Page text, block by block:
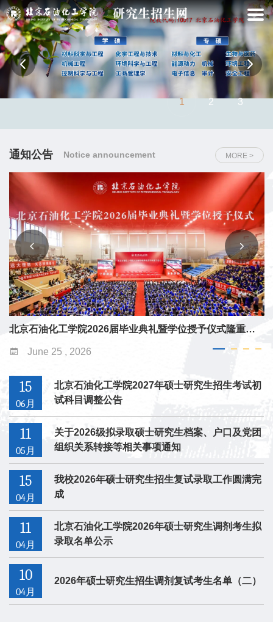
1 2 3
通知公告 Notice announcement MORE >
北京石油化工学院2026届毕业典礼暨学位授予仪式隆重举行
June 25 , 2026
15
06月
北京石油化工学院2027年硕士研究生招生考试初
试科目调整公告
11
05月
关于2026级拟录取硕士研究生档案、户口及党团
组织关系转接等相关事项通知
15
04月
我校2026年硕士研究生招生复试录取工作圆满完
成
11
04月
北京石油化工学院2026年硕士研究生调剂考生拟
录取名单公示
10
04月
2026年硕士研究生招生调剂复试考生名单（二）